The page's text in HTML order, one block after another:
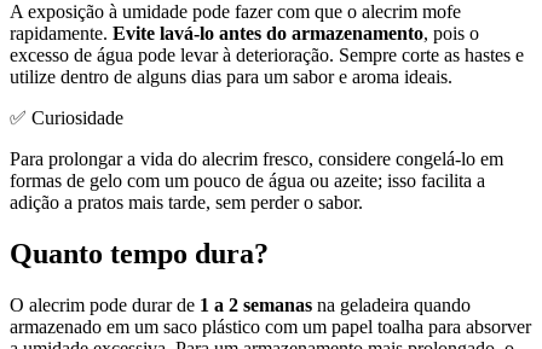
A exposição à umidade pode fazer com que o alecrim mofe
rapidamente. Evite lavá-lo antes do armazenamento, pois o
excesso de água pode levar à deterioração. Sempre corte as hastes e
utilize dentro de alguns dias para um sabor e aroma ideais.
✅ Curiosidade
Para prolongar a vida do alecrim fresco, considere congelá-lo em
formas de gelo com um pouco de água ou azeite; isso facilita a
adição a pratos mais tarde, sem perder o sabor.
Quanto tempo dura?
O alecrim pode durar de 1 a 2 semanas na geladeira quando
armazenado em um saco plástico com um papel toalha para absorver